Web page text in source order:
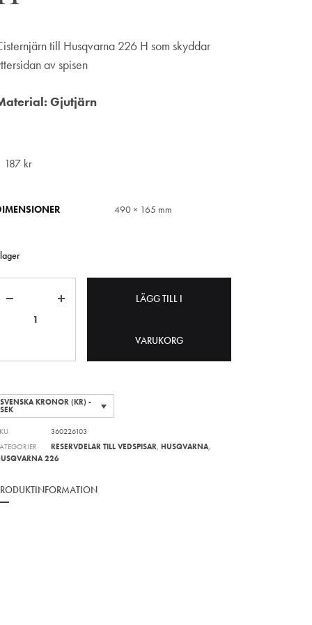
till Husqvarna 226 H som skyddar
av spisen
Gjutjärn
187 kr
490 × 165 mm
LÄGG TILL I
VARUKORG
SVENSKA KRONOR (KR) -
SEK
360226103
RESERVDELAR TILL VEDSPISAR ,HUSQVARNA
226